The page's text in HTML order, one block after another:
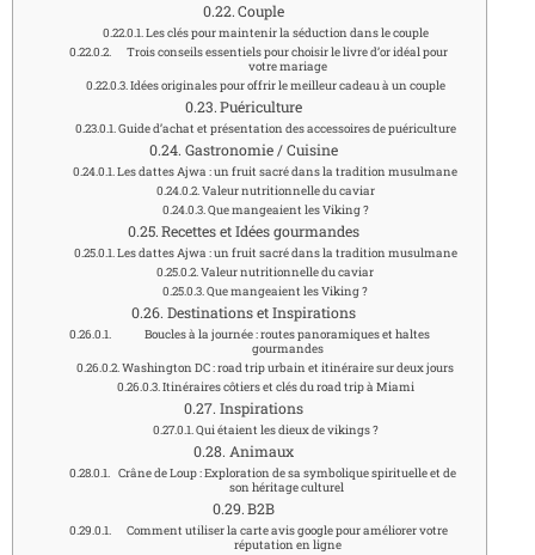
Couple
Les clés pour maintenir la séduction dans le couple
Trois conseils essentiels pour choisir le livre d’or idéal pour
votre mariage
Idées originales pour offrir le meilleur cadeau à un couple
Puériculture
Guide d’achat et présentation des accessoires de puériculture
Gastronomie / Cuisine
Les dattes Ajwa : un fruit sacré dans la tradition musulmane
Valeur nutritionnelle du caviar
Que mangeaient les Viking ?
Recettes et Idées gourmandes
Les dattes Ajwa : un fruit sacré dans la tradition musulmane
Valeur nutritionnelle du caviar
Que mangeaient les Viking ?
Destinations et Inspirations
Boucles à la journée : routes panoramiques et haltes
gourmandes
Washington DC : road trip urbain et itinéraire sur deux jours
Itinéraires côtiers et clés du road trip à Miami
Inspirations
Qui étaient les dieux de vikings ?
Animaux
Crâne de Loup : Exploration de sa symbolique spirituelle et de
son héritage culturel
B2B
Comment utiliser la carte avis google pour améliorer votre
réputation en ligne